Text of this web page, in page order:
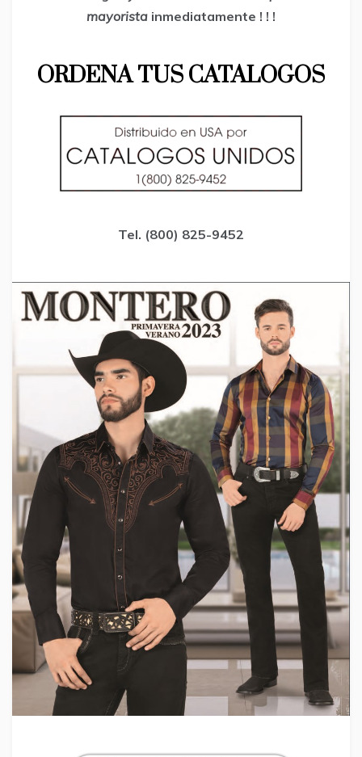
mayorista inmediatamente ! ! !
ORDENA TUS CATALOGOS
Tel. (800) 825-9452